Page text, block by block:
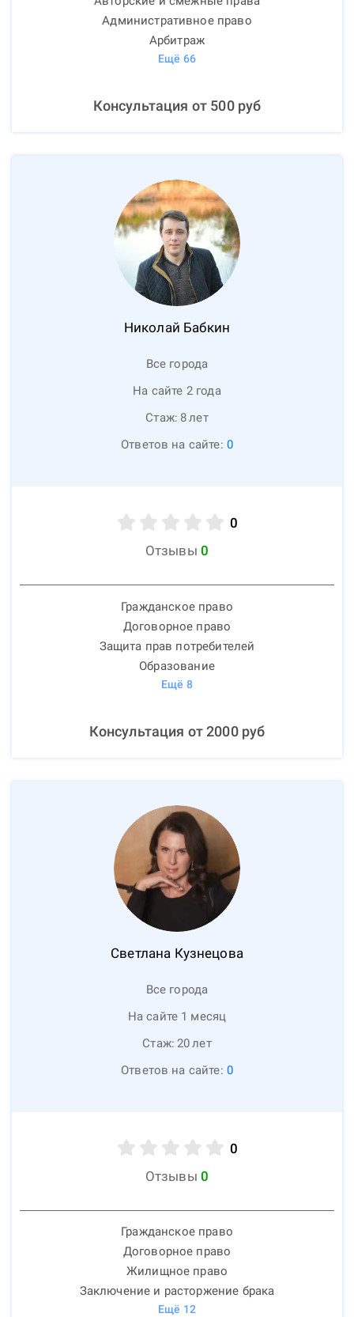
Административное право
Арбитраж
Ещё 66
Консультация от 500руб
Николай Бабкин
Все города
На сайте 2 года
Стаж: 8лет
Ответов на сайте: 0
0
Отзывы 0
Гражданское право
Договорное право
Защита прав потребителей
Образование
Ещё 8
Консультация от2000руб
Светлана Кузнецова
Все города
На сайте 1 месяц
Стаж: 20лет
Ответов на сайте: 0
0
Отзывы 0
Гражданское право
Договорное право
Жилищное право
Заключение и расторжение брака
Ещё 12